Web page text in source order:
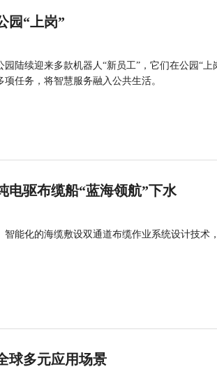
园“上岗”
园陆续迎来多款机器人“新员工”，它们在公园“
任务，将智慧服务融入公共生活。
电驱布缆船“蓝海领航”下水
智能化的海缆敷设双通道布缆作业系统设计技术
球多元应用场景